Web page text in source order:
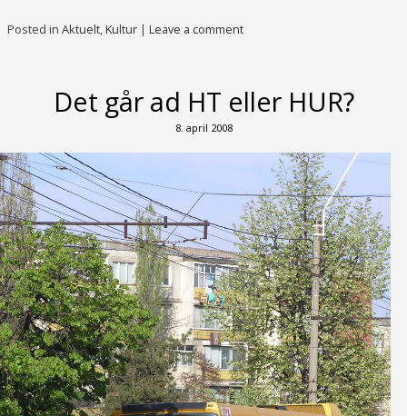
Posted in Aktuelt,Kultur | Leave a comment
Det går ad HT eller HUR?
8. april 2008